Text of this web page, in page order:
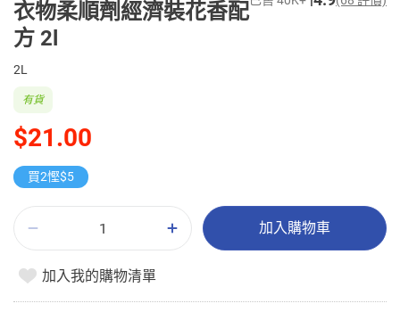
衣物柔順劑經濟裝花香配
方 2l
2L
$21.00
有貨
買2慳$5
加入購物車
加入我的購物清單